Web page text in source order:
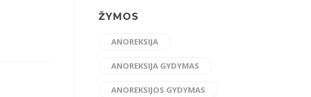
ŽYMOS
ANOREKSIJA
ANOREKSIJA GYDYMAS
ANOREKSIJOS GYDYMAS